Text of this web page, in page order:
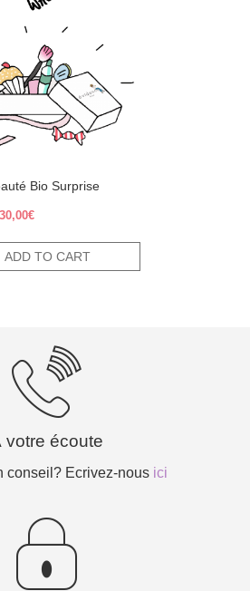
Bio Surprise
Original
30,00€Current
ADD TO CART
votre écoute
conseil? Ecrivez-nous ici